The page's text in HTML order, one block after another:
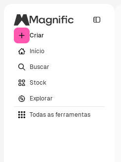
Criar
Início
Buscar
Stock
Explorar
Todas as ferramentas